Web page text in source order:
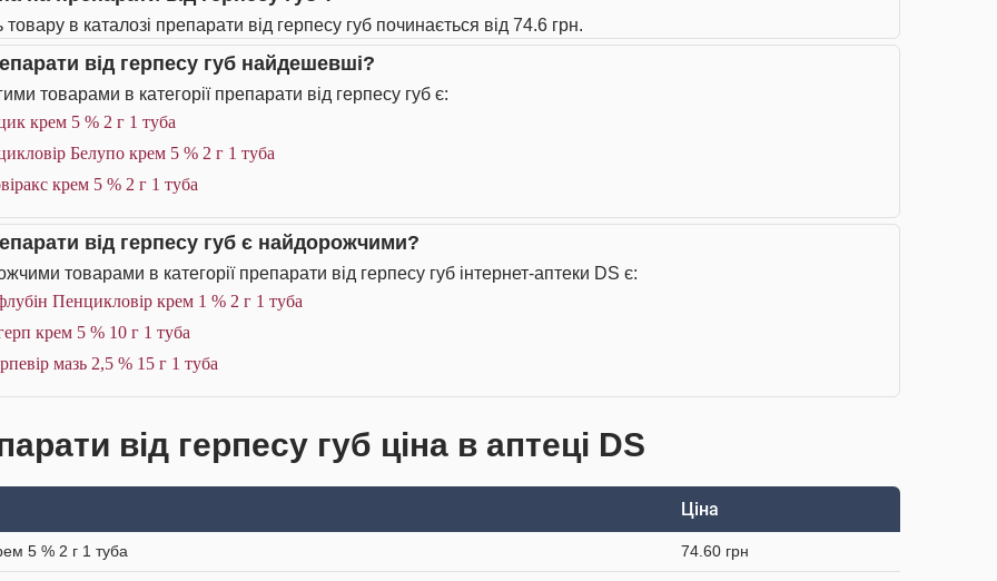
товару в каталозі препарати від герпесу губ починається від 74.6 грн.
від герпесу губ найдешевші?
товарами в категорії препарати від герпесу губ є:
крем 5 % 2 г 1 туба
Белупо крем 5 % 2 г 1 туба
крем 5 % 2 г 1 туба
від герпесу губ є найдорожчими?
товарами в категорії препарати від герпесу губ інтернет-аптеки DS є:
Пенцикловір крем 1 % 2 г 1 туба
крем 5 % 10 г 1 туба
мазь 2,5 % 15 г 1 туба
від герпесу губ ціна в аптеці DS
Ціна
5 % 2 г 1 туба 74.60 грн